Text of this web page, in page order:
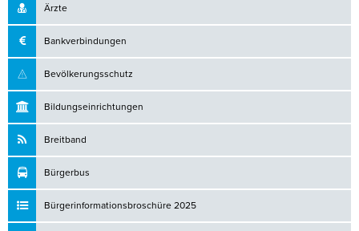
Ärzte
Bankverbindungen
Bevölkerungsschutz
Bildungseinrichtungen
Breitband
Bürgerbus
Bürgerinformationsbroschüre 2025